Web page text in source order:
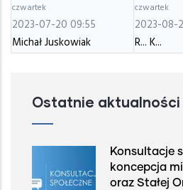
czwartek
2023-07-20 09:55
Michał Juskowiak
czwartek
2023-08-
R... K...
Ostatnie aktualności
Konsultacje
koncepcja
oraz Stałej